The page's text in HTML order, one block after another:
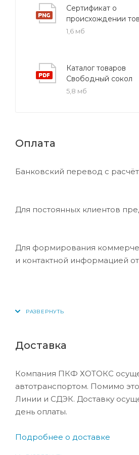
деталей оптимальным
ПКФ Хотокс
условий, сроков и
надежное решение для
Сертификат о
происхождении
1,6 мб
Каталог товаров
Свободный сокол
5,8 мб
Оплата
Банковский перевод с
Для постоянных клиентов
Для формирования
и контактной информацией
Доставка
Компания ПКФ ХОТОКС
автотранспортом. Помимо
Линии и СДЭК. Доставку
день оплаты.
Подробнее о доставке